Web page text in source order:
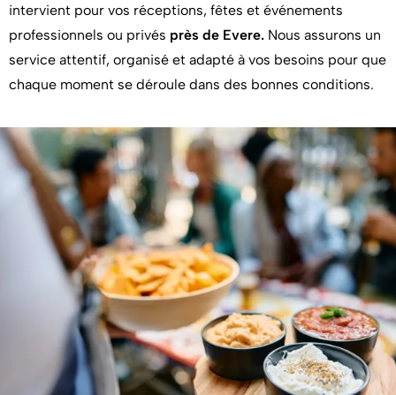
intervient pour vos réceptions, fêtes et événements
professionnels ou privés près de Evere. Nous assurons un
service attentif, organisé et adapté à vos besoins pour que
chaque moment se déroule dans des bonnes conditions.